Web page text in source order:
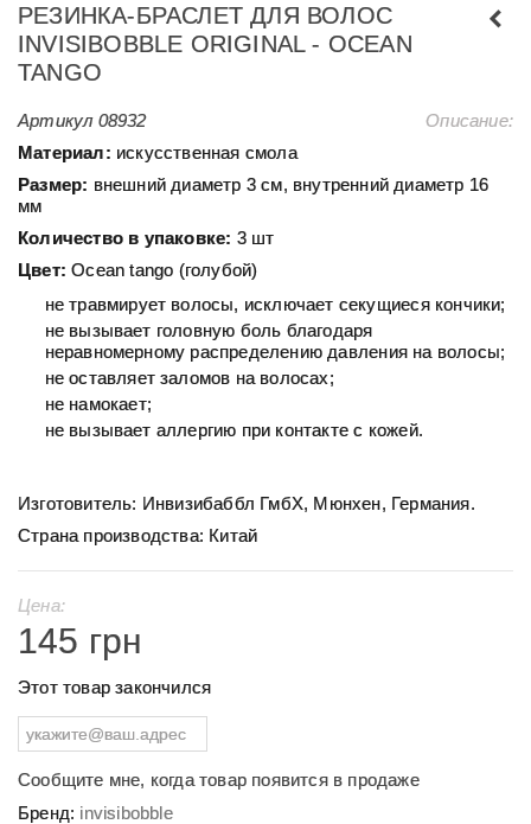
РЕЗИНКА-БРАСЛЕТ ДЛЯ ВОЛОС
INVISIBOBBLE ORIGINAL - OCEAN
TANGO
Артикул 08932
Описание:
Материал: искусственная смола
Размер: внешний диаметр 3 см, внутренний диаметр 16
мм
Количество в упаковке: 3 шт
Цвет:Ocean tango (голубой)
не травмирует волосы, исключает секущиеся кончики;
не вызывает головную боль благодаря
неравномерному распределению давления на волосы;
не оставляет заломов на волосах;
не намокает;
не вызывает аллергию при контакте с кожей.
Изготовитель: Инвизибаббл ГмбХ, Мюнхен, Германия.
Страна производства: Китай
Цена:
145 грн
Этот товар закончился
Сообщите мне, когда товар появится в продаже
Бренд: invisibobble